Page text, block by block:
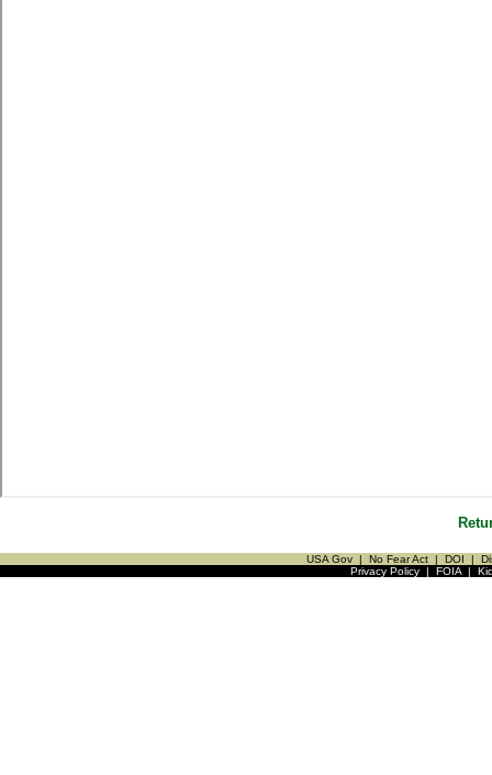
USA Gov | No Fear Act | DOI |
Privacy Policy| FOIA|